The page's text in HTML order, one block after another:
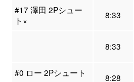
#17 澤田 2Pシュー
ト×
8:33
8:33
#0 ロー 2Pシュート
8:28